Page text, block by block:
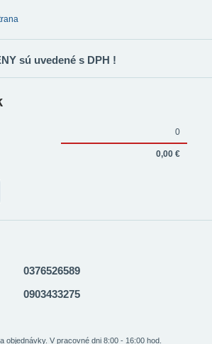
sú uvedené s DPH !
0
0,00 €
0376526589
0903433275
objednávky. V pracovné dni 8:00 - 16:00 hod.